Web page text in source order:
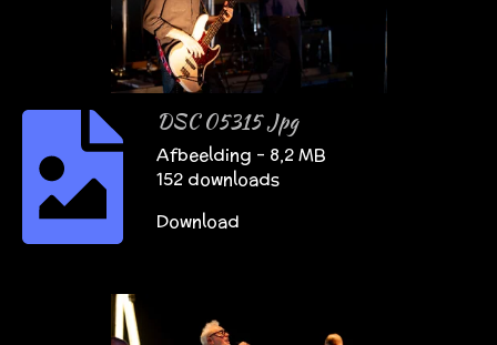
DSC 05315 Jpg
Afbeelding – 8,2 MB
152 downloads
Download